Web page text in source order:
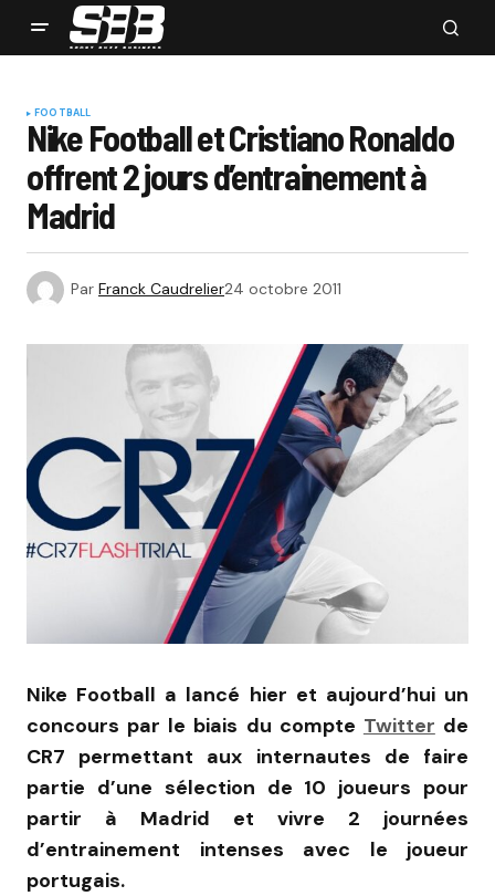
FOOTBALL
Nike Football et Cristiano Ronaldo
offrent 2 jours d’entrainement à
Madrid
Par Franck Caudrelier24 octobre 2011
Nike Football a lancé hier et aujourd’hui un
concours par le biais du compte Twitter de
CR7 permettant aux internautes de faire
partie d’une sélection de 10 joueurs pour
partir à Madrid et vivre 2 journées
d’entrainement intenses avec le joueur
portugais.